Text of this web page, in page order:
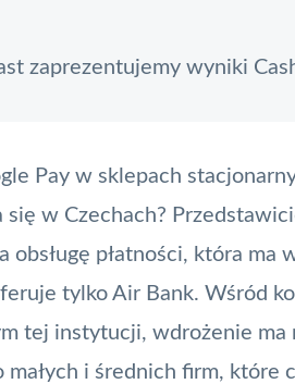
zaprezentujemy wyniki
Pay w sklepach
w Czechach?
płatności, która ma
tylko Air Bank. Wśród
tej instytucji, wdrożenie ma
i średnich firm, które